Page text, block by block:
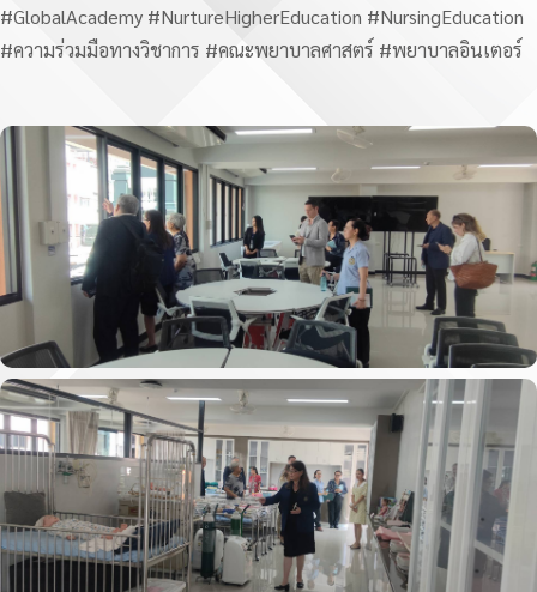
#GlobalAcademy #NurtureHigherEducation #NursingEducation
#ความร่วมมือทางวิชาการ #คณะพยาบาลศาสตร์ #พยาบาลอินเตอร์